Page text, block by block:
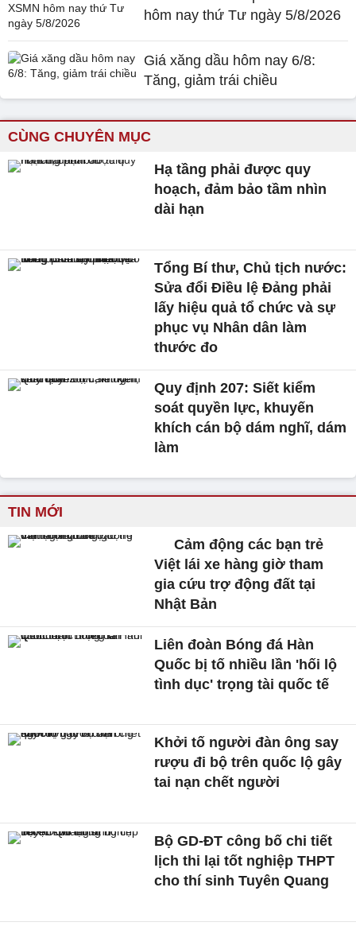
hôm nay thứ Tư ngày 5/8/2026
Giá xăng dầu hôm nay 6/8:
Tăng, giảm trái chiều
CÙNG CHUYÊN MỤC
Hạ tầng phải được quy
hoạch, đảm bảo tầm nhìn
dài hạn
Tổng Bí thư, Chủ tịch nước:
Sửa đổi Điều lệ Đảng phải
lấy hiệu quả tổ chức và sự
phục vụ Nhân dân làm
thước đo
Quy định 207: Siết kiểm
soát quyền lực, khuyến
khích cán bộ dám nghĩ, dám
làm
TIN MỚI
Cảm động các bạn trẻ
Việt lái xe hàng giờ tham
gia cứu trợ động đất tại
Nhật Bản
Liên đoàn Bóng đá Hàn
Quốc bị tố nhiều lần 'hối lộ
tình dục' trọng tài quốc tế
Khởi tố người đàn ông say
rượu đi bộ trên quốc lộ gây
tai nạn chết người
Bộ GD-ĐT công bố chi tiết
lịch thi lại tốt nghiệp THPT
cho thí sinh Tuyên Quang